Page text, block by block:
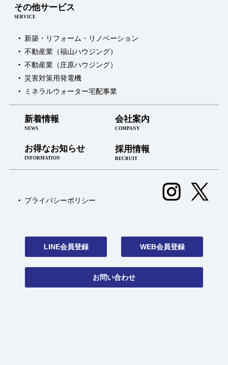
その他サービス
SERVICE
新築・リフォーム・リノベーション
不動産業（福山ハウジング）
不動産業（庄原ハウジング）
災害対策用発電機
ミネラルウォーター宅配事業
新着情報
NEWS
お得なお知らせ
INFORMATION
会社案内
COMPANY
採用情報
RECRUIT
プライバシーポリシー
LINE会員登録 WEB会員登録
お問い合わせ